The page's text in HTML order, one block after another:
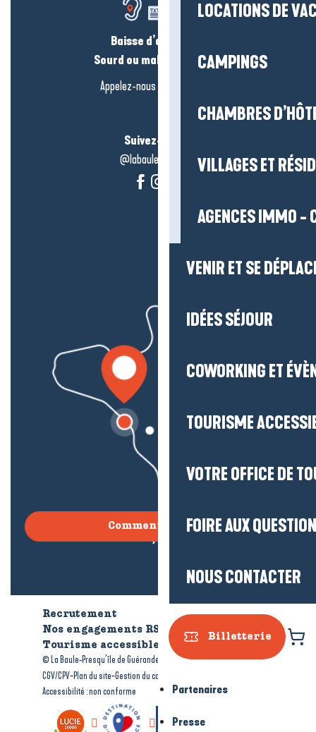
LOCATIONS DE
CAMPINGS
CHAMBRES
VILLAGES ET
AGENCES IMMO -
VENIR ET SE
IDÉES SÉJOUR
COWORKING ET
TOURISME
VOTRE OFFICE DE
FOIRE AUX
NOUS CONTACTER
Billetterie
Partenaires
Presse
Baisse d’audition ?
Sourd ou malentendant ?
Appelez-nous en
Suivez-nous !
@labauleguérande
Comment venir ?
Recrutement
Qui sommes-nous ?
Nos engagements RSE
Tourisme accessible
© La Baule-Presqu’île de Guérande tourisme-Mentions légales-
CGV/CPV-Plan du site-Gestion du consentement
Accessibilité : non conforme